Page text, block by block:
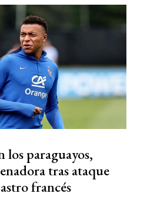
los paraguayos,
tras ataque
francés